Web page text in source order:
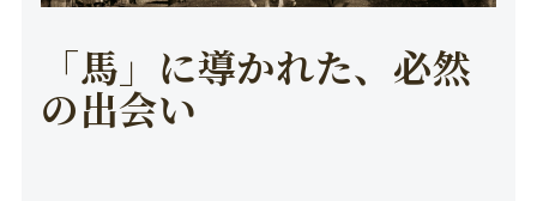
「馬」に導かれた、必然
の出会い